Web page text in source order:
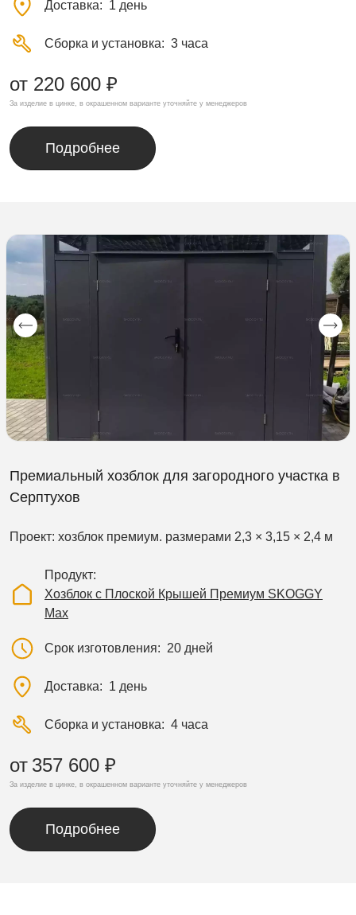
Доставка 1 день
Сборка и установка 3 часа
от 220 600 ₽
За изделие в цинке, в окрашенном варианте уточняйте у менеджеров
Подробнее
Премиальный хозблок для загородного участка в
Серптухов
Проект: хозблок премиум. размерами 2,3 × 3,15 × 2,4 м
Продукт
Хозблок с Плоской Крышей Премиум SKOGGY
Max
Срок изготовления 20 дней
Доставка 1 день
Сборка и установка 4 часа
от 357 600 ₽
За изделие в цинке, в окрашенном варианте уточняйте у менеджеров
Подробнее